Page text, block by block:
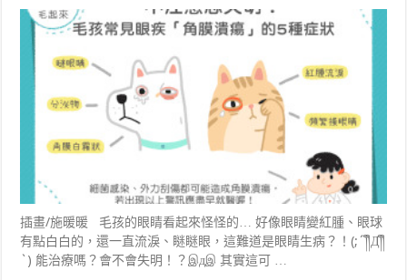
插畫/施暖暖 毛孩的眼睛看起來怪怪的… 好像眼睛變紅腫、眼球
有點白白的，還一直流淚、瞇瞇眼，這難道是眼睛生病？！(;´༎ຶД༎ຶ
`) 能治療嗎？會不會失明！？இдஇ 其實這可 …